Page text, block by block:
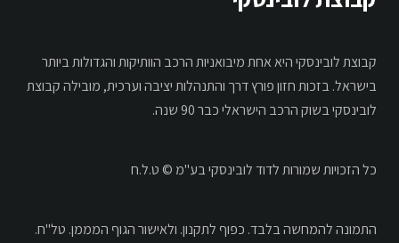
קבוצת לובינסקי היא אחת מיבואניות הרכב הוותיקות והגדולות ביותר
בישראל. בזכות חזון פורץ דרך והתנהלות יציבה וערכית, מובילה קבוצת
לובינסקי בשוק הרכב הישראלי כבר 90 שנה.
כל הזכויות שמורות לדוד לובינסקי בע"מ © ט.ל.ח
התמונה להמחשה בלבד. כפוף לתקנון. ולאישור הגוף המממן. טל"ח.